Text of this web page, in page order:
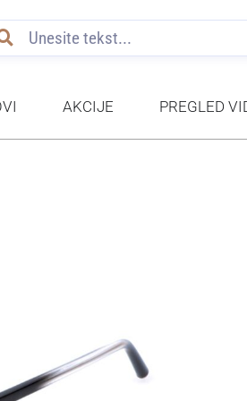
AKCIJE PREGLED